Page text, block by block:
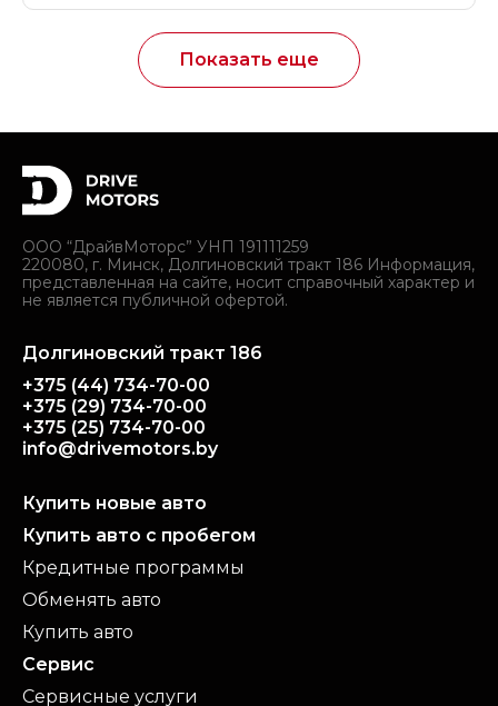
Показать еще
ООО “ДрайвМоторс” УНП 191111259
220080, г. Минск, Долгиновский тракт 186 Информация,
представленная на сайте, носит справочный характер и
не является публичной офертой.
Долгиновский тракт 186
+375 (44) 734-70-00
+375 (29) 734-70-00
+375 (25) 734-70-00
info@drivemotors.by
Купить новые авто
Купить авто с пробегом
Кредитные программы
Обменять авто
Купить авто
Сервис
Сервисные услуги